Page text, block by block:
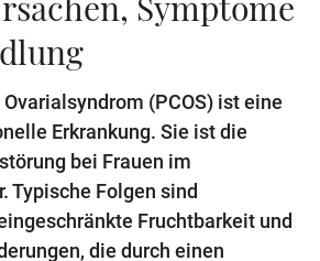
(PCOS) ist eine
Erkrankung. Sie ist die
bei Frauen im
Typische Folgen sind
Fruchtbarkeit und
die durch einen